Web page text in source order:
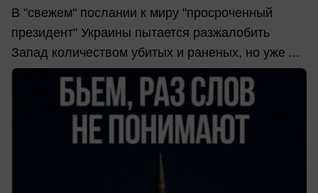
В "свежем" послании к миру "просроченный
президент" Украины пытается разжалобить
Запад количеством убитых и раненых, но уже ...